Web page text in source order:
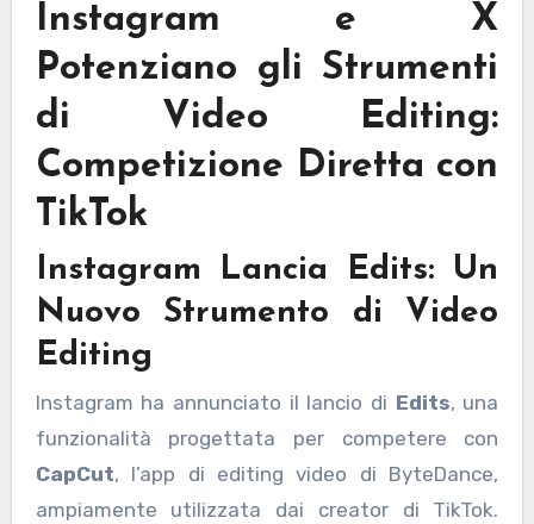
Instagram e X
Potenziano gli Strumenti
di Video Editing:
Competizione Diretta con
TikTok
Instagram Lancia Edits: Un
Nuovo Strumento di Video
Editing
Instagram ha annunciato il lancio di Edits, una
funzionalità progettata per competere con
CapCut, l’app di editing video di ByteDance,
ampiamente utilizzata dai creator di TikTok.